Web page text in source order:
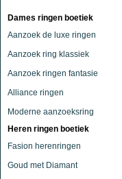
Dames ringen boetiek
Aanzoek de luxe ringen
Aanzoek ring klassiek
Aanzoek ringen fantasie
Alliance ringen
Moderne aanzoeksring
Heren ringen boetiek
Fasion herenringen
Goud met Diamant